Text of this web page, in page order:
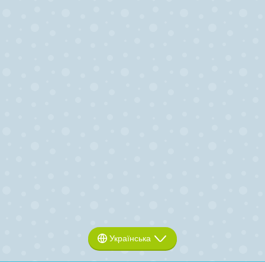
Українська